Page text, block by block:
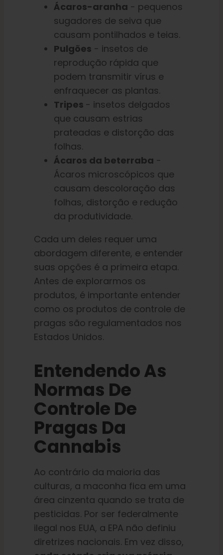
Ácaros-aranha - pequenos
sugadores de seiva que
causam pontilhados e teias.
Pulgões - insetos de
reprodução rápida que
podem transmitir vírus e
enfraquecer as plantas.
Tripes - insetos delgados
que causam estrias
prateadas e distorção das
folhas.
Ácaros da beterraba -
Ácaros microscópicos que
causam descoloração das
folhas, distorção e redução
da produtividade.
Cada um deles requer uma
abordagem diferente, e entender
suas opções é a primeira etapa.
Antes de explorarmos os
produtos, é importante entender
como os produtos de controle de
pragas são regulamentados nos
Estados Unidos.
Entendendo As
Normas De
Controle De
Pragas Da
Cannabis
Ao contrário da maioria das
culturas, a maconha fica em uma
área cinzenta quando se trata de
pesticidas. Por ser federalmente
ilegal nos EUA, a EPA não definiu
diretrizes nacionais. Em vez disso,